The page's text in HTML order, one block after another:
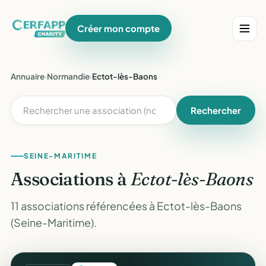
Créer mon compte
Annuaire›Normandie›Ectot-lès-Baons
Rechercher
SEINE-MARITIME
Associations àEctot-lès-Baons
11 associations référencées à Ectot-lès-Baons
(Seine-Maritime).